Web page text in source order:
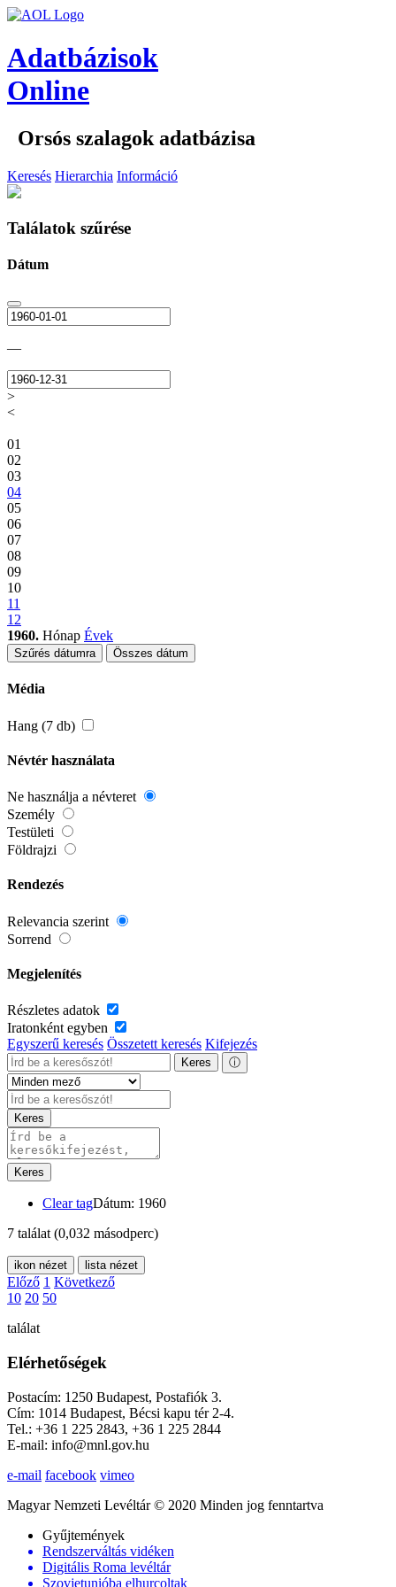
Adatbázisok
Online
Orsós szalagok adatbázisa
Keresés Hierarchia Információ
Találatok szűrése
Dátum
—
>
<
01
02
03
04
05
06
07
08
09
10
11
12
1960. Hónap Évek
Szűrés dátumra Összes dátum
Média
Hang (7 db)
Névtér használata
Ne használja a névteret
Személy
Testületi
Földrajzi
Rendezés
Relevancia szerint
Sorrend
Megjelenítés
Részletes adatok
Iratonként egyben
Egyszerű keresés Összetett keresés Kifejezés
Keres ⓘ
Keres
Keres
Clear tagDátum: 1960
7 találat (0,032 másodperc)
ikon nézet lista nézet
Előző 1 Következő
10 20 50
találat
Elérhetőségek
Postacím: 1250 Budapest, Postafiók 3.
Cím: 1014 Budapest, Bécsi kapu tér 2-4.
Tel.: +36 1 225 2843, +36 1 225 2844
E-mail: info@mnl.gov.hu
e-mail facebook vimeo
Magyar Nemzeti Levéltár © 2020 Minden jog fenntartva
Gyűjtemények
Rendszerváltás vidéken
Digitális Roma levéltár
Szovjetunióba elhurcoltak